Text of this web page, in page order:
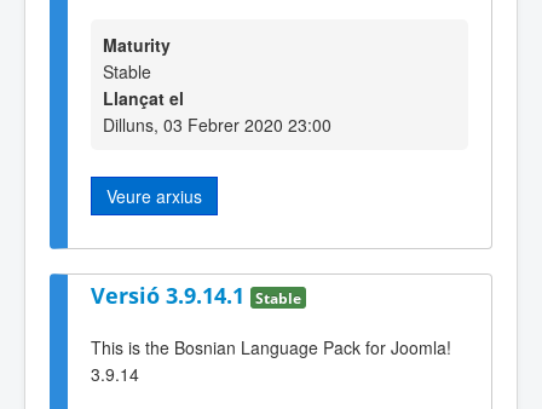
Maturity
Stable
Llançat el
Dilluns, 03 Febrer 2020 23:00
Veure arxius
Versió 3.9.14.1 Stable
This is the Bosnian Language Pack for Joomla!
3.9.14